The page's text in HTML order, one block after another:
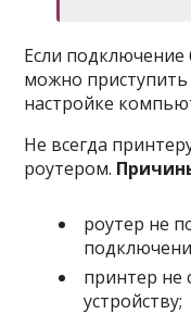
Если
можно
настройке
Не всегда
роутером.
роутер не
принтер не
устройству;